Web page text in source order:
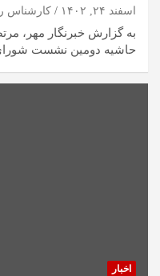
اسفند ۲۴, ۱۴۰۲ کارشناس
به گزارش خبرنگار مهر،
حاشیه دومین نشست
اخبار